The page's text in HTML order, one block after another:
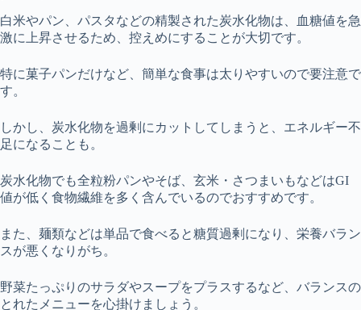
白米やパン、パスタなどの精製された炭水化物は、血糖値を急
激に上昇させるため、控えめにすることが大切です。
特に菓子パンだけなど、簡単な食事は太りやすいので要注意で
す。
しかし、炭水化物を過剰にカットしてしまうと、エネルギー不
足になることも。
炭水化物でも全粒粉パンやそば、玄米・さつまいもなどはGI
値が低く食物繊維を多く含んでいるのでおすすめです。
また、麺類などは単品で食べると糖質過剰になり、栄養バラン
スが悪くなりがち。
野菜たっぷりのサラダやスープをプラスするなど、バランスの
とれたメニューを心掛けましょう。